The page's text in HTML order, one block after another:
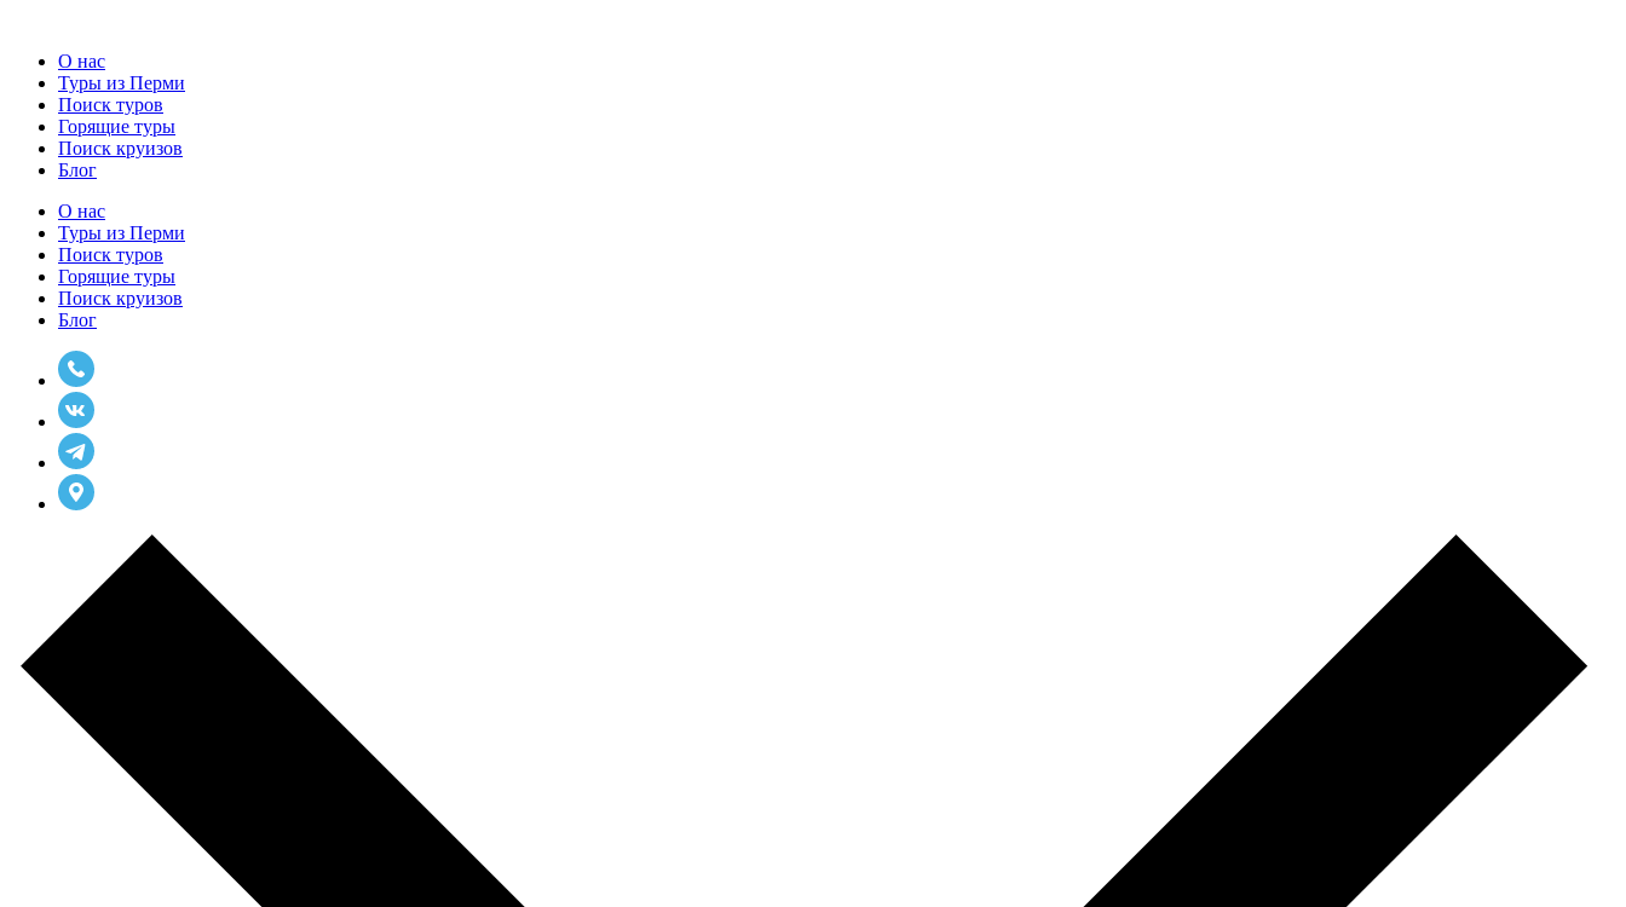
О нас
Туры из Перми
Поиск туров
Горящие туры
Поиск круизов
Блог
О нас
Туры из Перми
Поиск туров
Горящие туры
Поиск круизов
Блог